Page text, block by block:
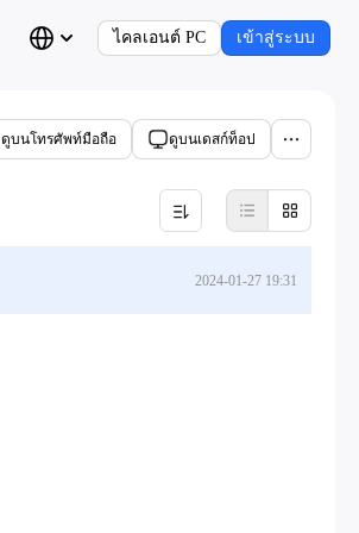
ไคลเอนต์ PC เข้าสู่ระบบ
ดูบนโทรศัพท์มือถือ ดูบนเดสก์ท็อป
2024-01-27 19:31